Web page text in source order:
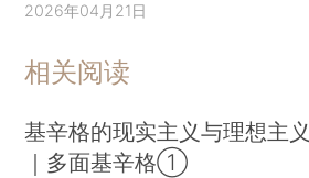
2026年04月21日
相关阅读
基辛格的现实主义与理想主义
｜多面基辛格①